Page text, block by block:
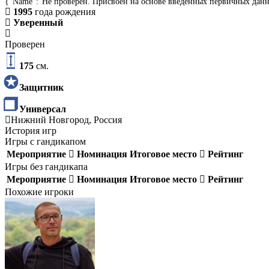
1995 года рождения
Уверенный
Проверен
175 см.
Защитник
Универсал
Нижний Новгород, Россия
История игр
Игры с гандикапом
Мероприятие
Номинация Итоговое место
Рейтинг
Игры без гандикапа
Мероприятие
Номинация Итоговое место
Рейтинг
Похожие игроки